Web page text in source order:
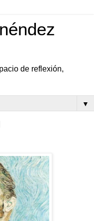
de reflexión,
▼